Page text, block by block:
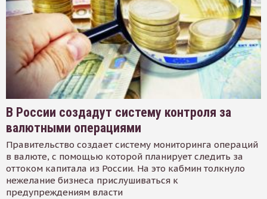
В России создадут систему контроля за
валютными операциями
Правительство создает систему мониторинга операций
в валюте, с помощью которой планирует следить за
оттоком капитала из России. На это кабмин толкнуло
нежелание бизнеса прислушиваться к
предупреждениям власти